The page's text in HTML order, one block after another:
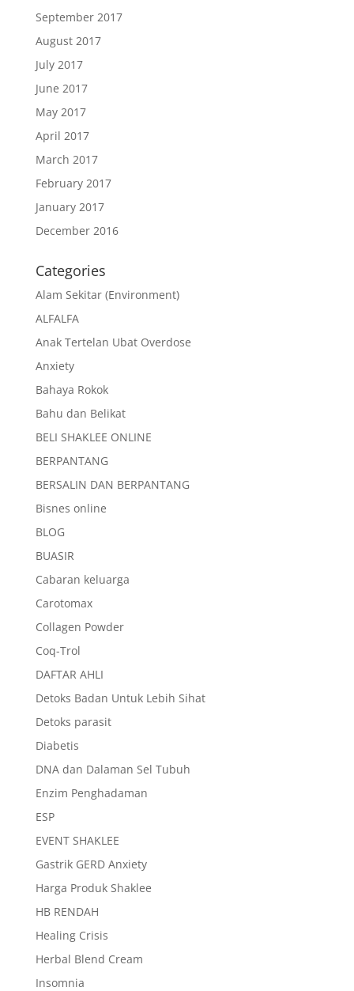
September 2017
August 2017
July 2017
June 2017
May 2017
April 2017
March 2017
February 2017
January 2017
December 2016
Categories
Alam Sekitar (Environment)
ALFALFA
Anak Tertelan Ubat Overdose
Anxiety
Bahaya Rokok
Bahu dan Belikat
BELI SHAKLEE ONLINE
BERPANTANG
BERSALIN DAN BERPANTANG
Bisnes online
BLOG
BUASIR
Cabaran keluarga
Carotomax
Collagen Powder
Coq-Trol
DAFTAR AHLI
Detoks Badan Untuk Lebih Sihat
Detoks parasit
Diabetis
DNA dan Dalaman Sel Tubuh
Enzim Penghadaman
ESP
EVENT SHAKLEE
Gastrik GERD Anxiety
Harga Produk Shaklee
HB RENDAH
Healing Crisis
Herbal Blend Cream
Insomnia